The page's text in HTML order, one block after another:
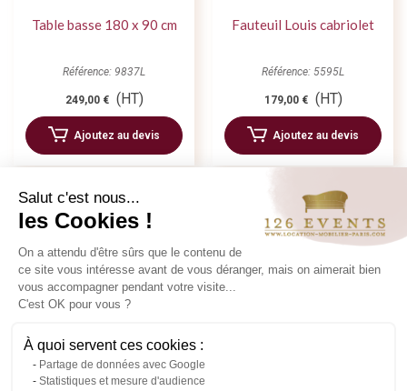
Table basse 180 x 90 cm
Référence: 9837L
249,00 € (HT)
Ajoutez au devis
Fauteuil Louis cabriolet
Référence: 5595L
179,00 € (HT)
Ajoutez au devis
Salut c'est nous...
les Cookies !
On a attendu d'être sûrs que le contenu de
ce site vous intéresse avant de vous déranger, mais on aimerait bien
vous accompagner pendant votre visite...
C'est OK pour vous ?
À quoi servent ces cookies :
Partage de données avec Google
Statistiques et mesure d'audience